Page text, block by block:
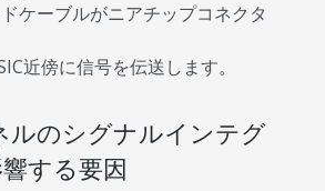
ケーブルがニアチップコネクタ
近傍に信号を伝送します。
ルのシグナルインテグ
する要因